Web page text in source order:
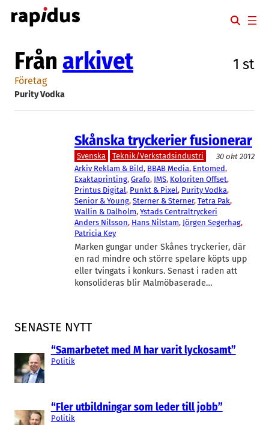
Hoppa
till
SENASTE NYTT
“Samarbetet med M har varit lyckosamt”
Politik
“Fler utbildningar som leder till jobb”
Politik
Från arkivet 1 st
Företag
Purity Vodka
Skånska tryckerier fusionerar
Svenska Teknik/Verkstadsindustri
30 okt 2012
Arkiv Reklam & Bild, BBAB Media, Entomed
Exaktaprinting, Grafo, JMS, Koloriten Offset
Printus Digital, Punkt & Pixel, Purity Vodka
Senior & Young, Sterner & Sterner, Tetra Pak
Wallin & Dalholm, Ystads Centraltryckeri
Anders Nilsson, Hans Nilstam, Jörgen Segerhag
Patricia Key
Marken gungar under Skånes tryckerier, där
en rad mindre och större spelare köpts upp
eller tvingats i konkurs. Senast i raden att
konsolideras blir Malmöbaserade…